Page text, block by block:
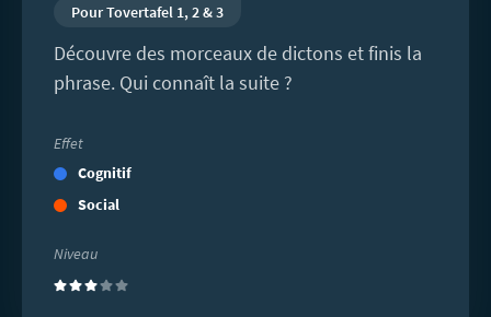
Pour Tovertafel 1, 2 & 3
Découvre des morceaux de dictons et finis la
phrase. Qui connaît la suite ?
Effet
Cognitif
Social
Niveau
(3)